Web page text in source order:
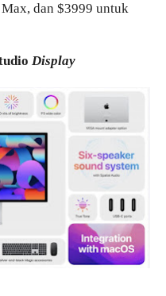
dan $3999 untuk
Display